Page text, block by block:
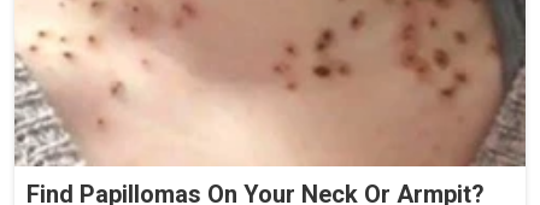
Find Papillomas On Your Neck Or Armpit?